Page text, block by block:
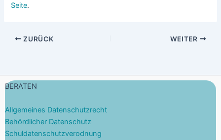
Seite.
ZURÜCK WEITER
BERATEN
Allgemeines Datenschutzrecht
Behördlicher Datenschutz
Schuldatenschutzverodnung